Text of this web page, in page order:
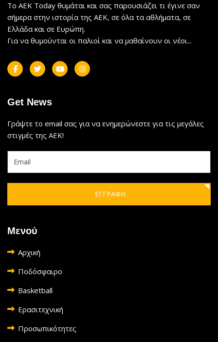
Το AEK Today θυμάται και σας παρουσιάζει τι έγινε σαν
σήμερα στην ιστορία της ΑΕΚ, σε όλα τα αθλήματα, σε
Ελλάδα και σε Ευρώπη.
Για να θυμούνται οι παλιοί και να μαθαίνουν οι νέοι...
Get News
Γράψτε το email σας για να ενημερώνεστε για τις μεγάλες
στιγμές της ΑΕΚ!
ΕΓΓΡΑΦΗ
Μενού
Αρχική
Ποδόσφαιρο
Basketball
Ερασιτεχνική
Προσωπικότητες